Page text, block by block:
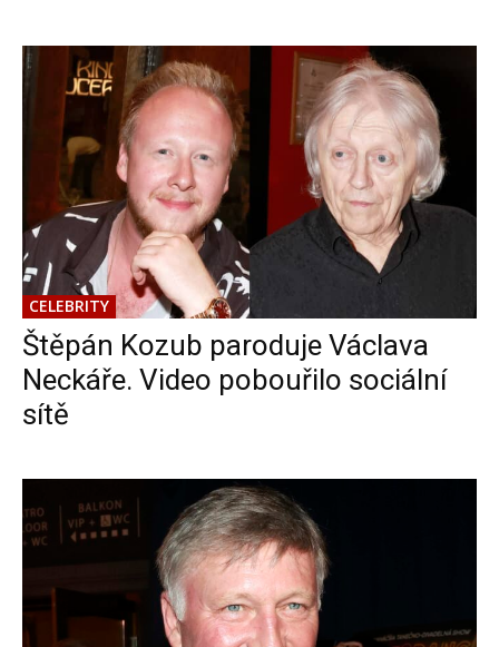
CELEBRITY
Štěpán Kozub paroduje Václava
Neckáře. Video pobouřilo sociální
sítě